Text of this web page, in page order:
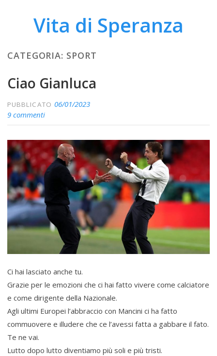
Vita di Speranza
CATEGORIA: SPORT
Ciao Gianluca
PUBBLICATO 06/01/2023
9 commenti
Ci hai lasciato anche tu.
Grazie per le emozioni che ci hai fatto vivere come calciatore
e come dirigente della Nazionale.
Agli ultimi Europei l’abbraccio con Mancini ci ha fatto
commuovere e illudere che ce l’avessi fatta a gabbare il fato.
Te ne vai.
Lutto dopo lutto diventiamo più soli e più tristi.